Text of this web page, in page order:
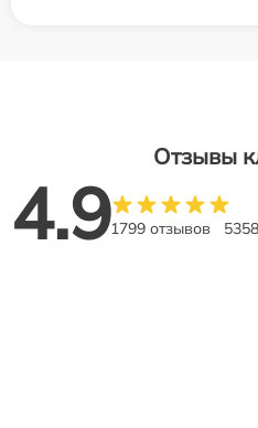
Отзывы
4.91799 отзывов